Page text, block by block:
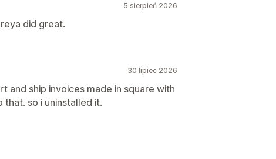
5 sierpień 2026
did great.
30 lipiec 2026
and ship invoices made in square with
that. so i uninstalled it.